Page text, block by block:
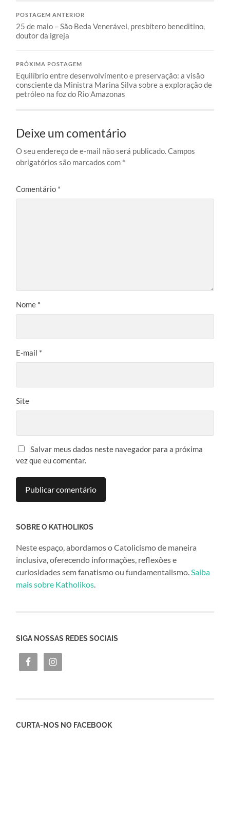
POSTAGEM ANTERIOR
25 de maio – São Beda Venerável, presbítero beneditino,
doutor da igreja
PRÓXIMA POSTAGEM
Equilíbrio entre desenvolvimento e preservação: a visão
consciente da Ministra Marina Silva sobre a exploração de
petróleo na foz do Rio Amazonas
Deixe um comentário
O seu endereço de e-mail não será publicado.Campos
obrigatórios são marcados com *
Comentário *
Nome *
E-mail *
Site
Salvar meus dados neste navegador para a próxima
vez que eu comentar.
SOBRE O KATHOLIKOS
Neste espaço, abordamos o Catolicismo de maneira
inclusiva, oferecendo informações, reflexões e
curiosidades sem fanatismo ou fundamentalismo.Saiba
mais sobre Katholikos.
SIGA NOSSAS REDES SOCIAIS
CURTA-NOS NO FACEBOOK